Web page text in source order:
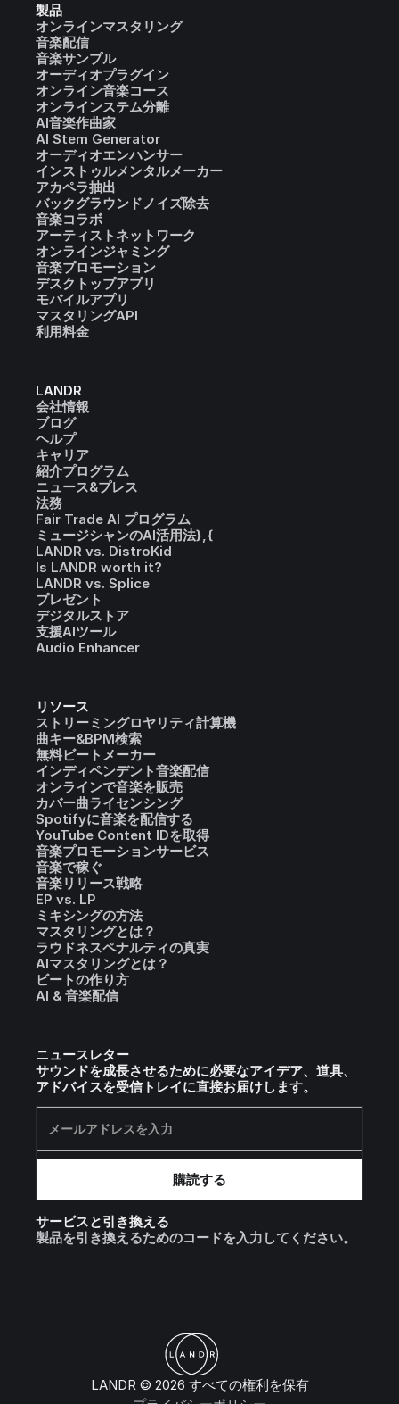
製品
オンラインマスタリング
音楽配信
音楽サンプル
オーディオプラグイン
オンライン音楽コース
オンラインステム分離
AI音楽作曲家
AI Stem Generator
オーディオエンハンサー
インストゥルメンタルメーカー
アカペラ抽出
バックグラウンドノイズ除去
音楽コラボ
アーティストネットワーク
オンラインジャミング
音楽プロモーション
デスクトップアプリ
モバイルアプリ
マスタリングAPI
利用料金
LANDR
会社情報
ブログ
ヘルプ
キャリア
紹介プログラム
ニュース&プレス
法務
Fair Trade AI プログラム
ミュージシャンのAI活用法},{
LANDR vs. DistroKid
Is LANDR worth it?
LANDR vs. Splice
プレゼント
デジタルストア
支援AIツール
Audio Enhancer
リソース
ストリーミングロヤリティ計算機
曲キー&BPM検索
無料ビートメーカー
インディペンデント音楽配信
オンラインで音楽を販売
カバー曲ライセンシング
Spotifyに音楽を配信する
YouTube Content IDを取得
音楽プロモーションサービス
音楽で稼ぐ
音楽リリース戦略
EP vs. LP
ミキシングの方法
マスタリングとは？
ラウドネスペナルティの真実
AIマスタリングとは？
ビートの作り方
AI & 音楽配信
ニュースレター
サウンドを成長させるために必要なアイデア、道具、
アドバイスを受信トレイに直接お届けします。
サービスと引き換える
製品を引き換えるためのコードを入力してください。
LANDR © 2026 すべての権利を保有